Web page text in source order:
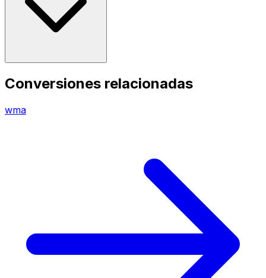
Conversiones relacionadas
wma